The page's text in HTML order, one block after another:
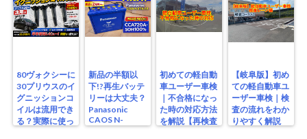
80ヴォクシーに
30プリウスのイ
グニッションコ
イルは流用でき
る？実際に使っ
新品の半額以
下!?再生バッテ
リーは大丈夫？
Panasonic
CAOS N-
S115/A4を実測
初めての軽自動
車ユーザー車検
｜不合格になっ
た時の対応方法
を解説【再検査
【岐阜版】初め
ての軽自動車ユ
ーザー車検｜検
査の流れをわか
りやすく解説